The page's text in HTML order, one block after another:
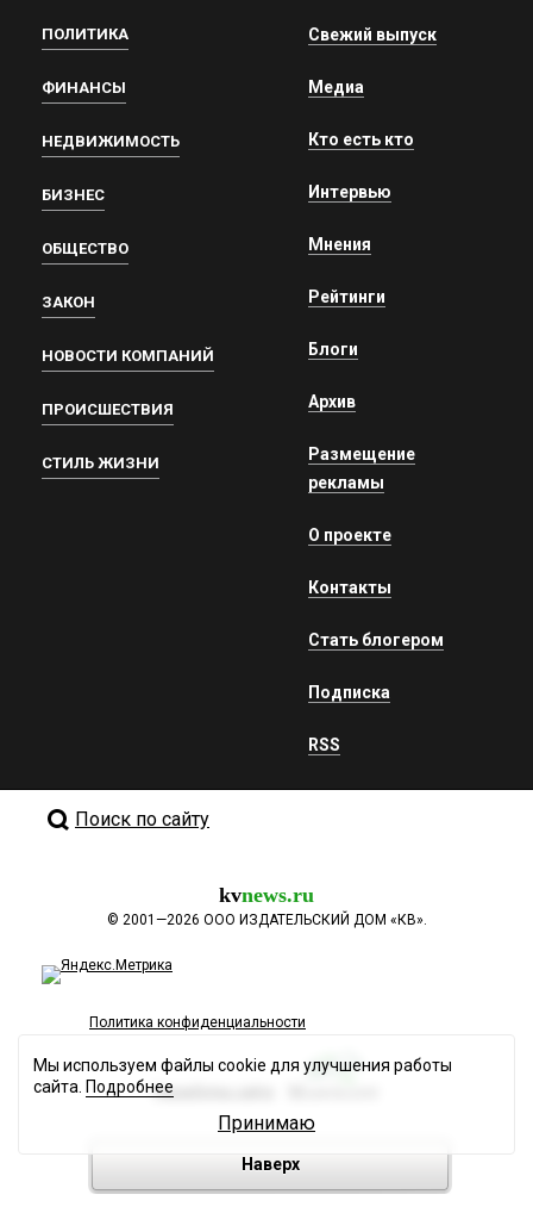
ПОЛИТИКА
ФИНАНСЫ
НЕДВИЖИМОСТЬ
БИЗНЕС
ОБЩЕСТВО
ЗАКОН
НОВОСТИ КОМПАНИЙ
ПРОИСШЕСТВИЯ
СТИЛЬ ЖИЗНИ
Свежий выпуск
Медиа
Кто есть кто
Интервью
Мнения
Рейтинги
Блоги
Архив
Размещение
рекламы
О проекте
Контакты
Стать блогером
Подписка
RSS
Поиск по сайту
kvnews.ru
© 2001—2026 ООО ИЗДАТЕЛЬСКИЙ ДОМ «КВ».
Политика конфиденциальности
Разработка сайта
Наверх
Мы используем файлы cookie для улучшения работы
сайта. Подробнее
Принимаю